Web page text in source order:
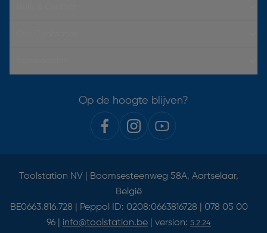
Op de hoogte blijven?
Toolstation NV | Boomsesteenweg 58A, Aartselaar,
België
BE0663.816.728 | Peppol ID: 0208:0663816728 | 078 05 00
96 | info@toolstation.be | version: 5.2.24